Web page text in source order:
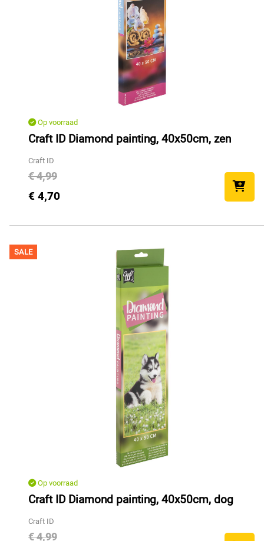
Op voorraad
Craft ID Diamond painting, 40x50cm, zen
Craft ID
€ 4,99
€ 4,70
SALE
Op voorraad
Craft ID Diamond painting, 40x50cm, dog
Craft ID
€ 4,99